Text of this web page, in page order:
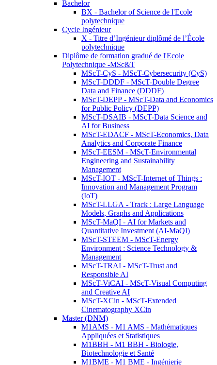
Bachelor
BX - Bachelor of Science de l'Ecole
polytechnique
Cycle Ingénieur
X - Titre d’Ingénieur diplômé de l’École
polytechnique
Diplôme de formation gradué de l'Ecole
Polytechnique -MSc&T
MScT-CyS - MScT-Cybersecurity (CyS)
MScT-DDDF - MScT-Double Degree
Data and Finance (DDDF)
MScT-DEPP - MScT-Data and Economics
for Public Policy (DEPP)
MScT-DSAIB - MScT-Data Science and
AI for Business
MScT-EDACF - MScT-Economics, Data
Analytics and Corporate Finance
MScT-EESM - MScT-Environmental
Engineering and Sustainability
Management
MScT-IOT - MScT-Internet of Things :
Innovation and Management Program
(IoT)
MScT-LLGA - Track : Large Language
Models, Graphs and Applications
MScT-MaQI - AI for Markets and
Quantitative Investment (AI-MaQI)
MScT-STEEM - MScT-Energy
Environment : Science Technology &
Management
MScT-TRAI - MScT-Trust and
Responsible AI
MScT-ViCAI - MScT-Visual Computing
and Creative AI
MScT-XCin - MScT-Extended
Cinematography XCin
Master (DNM)
M1AMS - M1 AMS - Mathématiques
Appliquées et Statistiques
M1BBH - M1 BBH - Biologie,
Biotechnologie et Santé
M1BME - M1 BME - Ingénierie